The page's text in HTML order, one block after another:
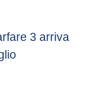
3 arriva